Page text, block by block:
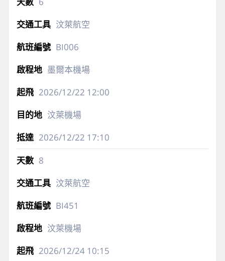
汶萊航空
BI006
墨爾本機場
2026/12/22 12:00
汶萊機場
2026/12/22 17:10
8
汶萊航空
BI451
汶萊機場
2026/12/2410:15